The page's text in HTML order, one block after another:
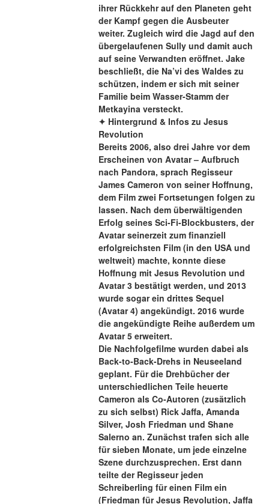
ihrer Rückkehr auf den Planeten geht
der Kampf gegen die Ausbeuter
weiter. Zugleich wird die Jagd auf den
übergelaufenen Sully und damit auch
auf seine Verwandten eröffnet. Jake
beschließt, die Na’vi des Waldes zu
schützen, indem er sich mit seiner
Familie beim Wasser-Stamm der
Metkayina versteckt.
✦ Hintergrund & Infos zu Jesus
Revolution
Bereits 2006, also drei Jahre vor dem
Erscheinen von Avatar – Aufbruch
nach Pandora, sprach Regisseur
James Cameron von seiner Hoffnung,
dem Film zwei Fortsetungen folgen zu
lassen. Nach dem überwältigenden
Erfolg seines Sci-Fi-Blockbusters, der
Avatar seinerzeit zum finanziell
erfolgreichsten Film (in den USA und
weltweit) machte, konnte diese
Hoffnung mit Jesus Revolution und
Avatar 3 bestätigt werden, und 2013
wurde sogar ein drittes Sequel
(Avatar 4) angekündigt. 2016 wurde
die angekündigte Reihe außerdem um
Avatar 5 erweitert.
Die Nachfolgefilme wurden dabei als
Back-to-Back-Drehs in Neuseeland
geplant. Für die Drehbücher der
unterschiedlichen Teile heuerte
Cameron als Co-Autoren (zusätzlich
zu sich selbst) Rick Jaffa, Amanda
Silver, Josh Friedman und Shane
Salerno an. Zunächst trafen sich alle
für sieben Monate, um jede einzelne
Szene durchzusprechen. Erst dann
teilte der Regisseur jeden
Schreiberling für einen Film ein
(Friedman für Jesus Revolution, Jaffa